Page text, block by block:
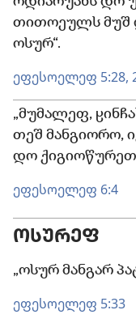
თითოეულს მუშ
ოსურ“.
ეფესოელეფ 5:28,
„მუმალეფ,
თეშ მანგიორო,
დო ქიგიოწურეთ
ეფესოელეფ 6:4
ᲝᲡᲣᲠᲔᲤ
„ოსურ მანგარ
ეფესოელეფ 5:33